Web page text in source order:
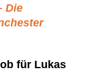
Die
für Lukas